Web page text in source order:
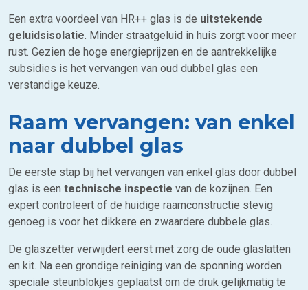
Een extra voordeel van HR++ glas is de uitstekende
geluidsisolatie. Minder straatgeluid in huis zorgt voor meer
rust. Gezien de hoge energieprijzen en de aantrekkelijke
subsidies is het vervangen van oud dubbel glas een
verstandige keuze.
Raam vervangen: van enkel
naar dubbel glas
De eerste stap bij het vervangen van enkel glas door dubbel
glas is een technische inspectie van de kozijnen. Een
expert controleert of de huidige raamconstructie stevig
genoeg is voor het dikkere en zwaardere dubbele glas.
De glaszetter verwijdert eerst met zorg de oude glaslatten
en kit. Na een grondige reiniging van de sponning worden
speciale steunblokjes geplaatst om de druk gelijkmatig te